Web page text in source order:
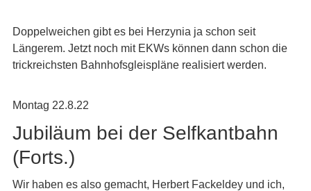
Doppelweichen gibt es bei Herzynia ja schon seit
Längerem. Jetzt noch mit EKWs können dann schon die
trickreichsten Bahnhofsgleispläne realisiert werden.
Montag 22.8.22
Jubiläum bei der Selfkantbahn
(Forts.)
Wir haben es also gemacht, Herbert Fackeldey und ich,